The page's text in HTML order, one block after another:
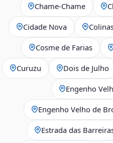
Chame-Chame
Cidade Nova
Cosme de Farias
Curuzu Dois de Julho
Engenho
Engenho Velho de
Estrada das